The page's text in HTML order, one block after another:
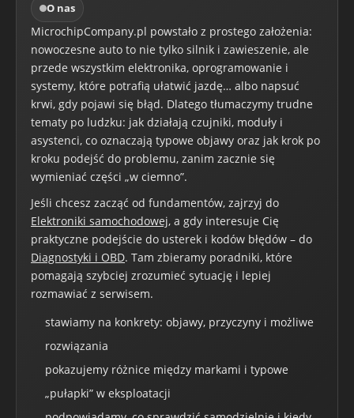
O nas
MicrochipCompany.pl powstało z prostego założenia:
nowoczesne auto to nie tylko silnik i zawieszenie, ale
przede wszystkim elektronika, oprogramowanie i
systemy, które potrafią ułatwić jazdę… albo napsuć
krwi, gdy pojawi się błąd. Dlatego tłumaczymy trudne
tematy po ludzku: jak działają czujniki, moduły i
asystenci, co oznaczają typowe objawy oraz jak krok po
kroku podejść do problemu, zanim zacznie się
wymieniać części „w ciemno”.
Jeśli chcesz zacząć od fundamentów, zajrzyj do
Elektroniki samochodowej, a gdy interesuje Cię
praktyczne podejście do usterek i kodów błędów – do
Diagnostyki i OBD. Tam zbieramy poradniki, które
pomagają szybciej zrozumieć sytuację i lepiej
rozmawiać z serwisem.
stawiamy na konkrety: objawy, przyczyny i możliwe
rozwiązania
pokazujemy różnice między markami i typowe
„pułapki” w eksploatacji